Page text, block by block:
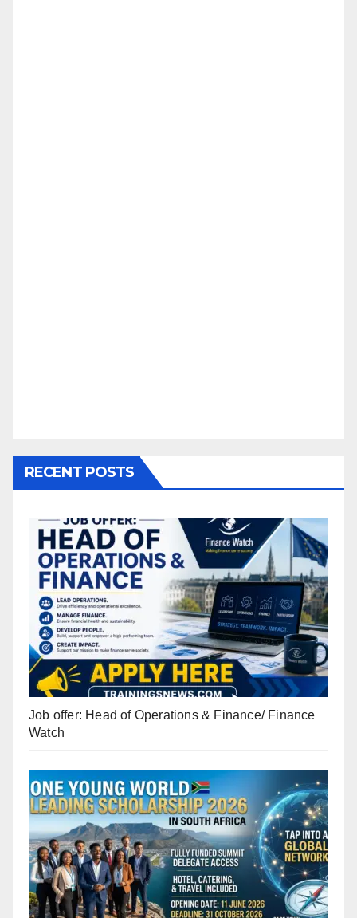
RECENT POSTS
Job offer: Head of Operations & Finance/ Finance
Watch